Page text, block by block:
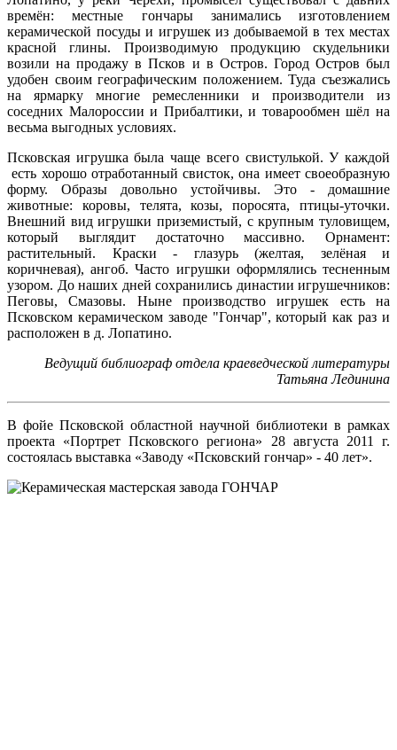
времён: местные гончары занимались изготовлением
керамической посуды и игрушек из добываемой в тех местах
красной глины. Производимую продукцию скудельники
возили на продажу в Псков и в Остров. Город Остров был
удобен своим географическим положением. Туда съезжались
на ярмарку многие ремесленники и производители из
соседних Малороссии и Прибалтики, и товарообмен шёл на
весьма выгодных условиях.
Псковская игрушка была чаще всего свистулькой. У каждой
есть хорошо отработанный свисток, она имеет своеобразную
форму. Образы довольно устойчивы. Это - домашние
животные: коровы, телята, козы, поросята, птицы-уточки.
Внешний вид игрушки приземистый, с крупным туловищем,
который выглядит достаточно массивно. Орнамент:
растительный. Краски - глазурь (желтая, зелёная и
коричневая), ангоб. Часто игрушки оформлялись тесненным
узором. До наших дней сохранились династии игрушечников:
Пеговы, Смазовы. Ныне производство игрушек есть на
Псковском керамическом заводе "Гончар", который как раз и
расположен в д. Лопатино.
Ведущий библиограф отдела краеведческой литературы
Татьяна Лединина
В фойе Псковской областной научной библиотеки в рамках
проекта «Портрет Псковского региона» 28 августа 2011 г.
состоялась выставка «Заводу «Псковский гончар» - 40 лет».